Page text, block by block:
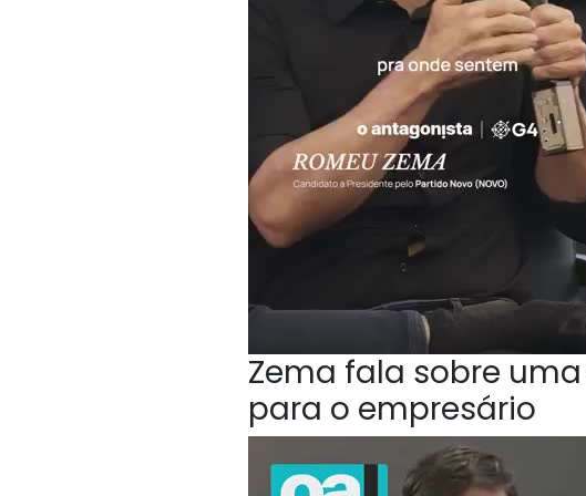
Zema fala sobre
para o empresário